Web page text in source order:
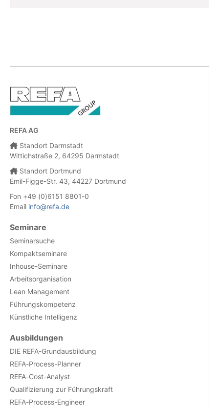
REFA AG
Standort Darmstadt
Wittichstraße 2, 64295 Darmstadt
Standort Dortmund
Emil-Figge-Str. 43, 44227 Dortmund
Fon +49 (0)6151 8801-0
Email info@refa.de
Seminare
Seminarsuche
Kompaktseminare
Inhouse-Seminare
Arbeitsorganisation
Lean Management
Führungskompetenz
Künstliche Intelligenz
Ausbildungen
DIE REFA-Grundausbildung
REFA-Process-Planner
REFA-Cost-Analyst
Qualifizierung zur Führungskraft
REFA-Process-Engineer